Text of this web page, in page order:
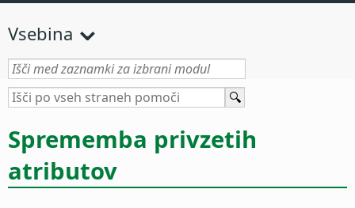
Vsebina
Sprememba privzetih
atributov